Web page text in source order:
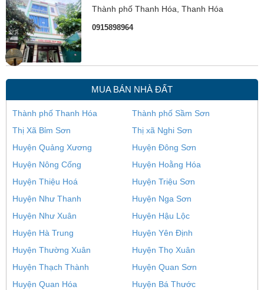
Thành phố Thanh Hóa, Thanh Hóa
0915898964
MUA BÁN NHÀ ĐẤT
Thành phố Thanh Hóa
Thành phố Sầm Sơn
Thị Xã Bỉm Sơn
Thị xã Nghi Sơn
Huyện Quảng Xương
Huyện Đông Sơn
Huyện Nông Cống
Huyện Hoằng Hóa
Huyện Thiệu Hoá
Huyện Triệu Sơn
Huyện Như Thanh
Huyện Nga Sơn
Huyện Như Xuân
Huyện Hậu Lộc
Huyện Hà Trung
Huyện Yên Định
Huyện Thường Xuân
Huyện Thọ Xuân
Huyện Thạch Thành
Huyện Quan Sơn
Huyện Quan Hóa
Huyện Bá Thước